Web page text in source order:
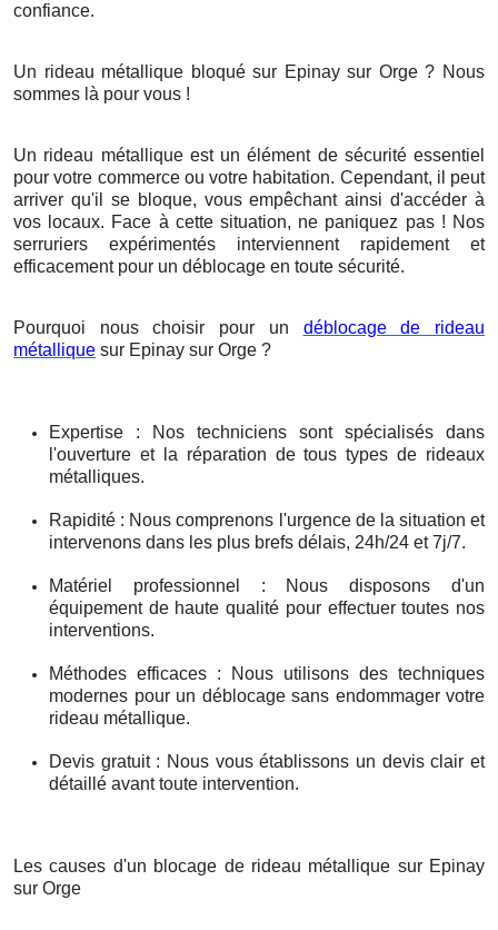
confiance.
Un rideau métallique bloqué sur Epinay sur Orge ? Nous
sommes là pour vous !
Un rideau métallique est un élément de sécurité essentiel
pour votre commerce ou votre habitation. Cependant, il peut
arriver qu'il se bloque, vous empêchant ainsi d'accéder à
vos locaux. Face à cette situation, ne paniquez pas ! Nos
serruriers expérimentés interviennent rapidement et
efficacement pour un déblocage en toute sécurité.
Pourquoi nous choisir pour un déblocage de rideau
métallique sur Epinay sur Orge ?
Expertise : Nos techniciens sont spécialisés dans
l'ouverture et la réparation de tous types de rideaux
métalliques.
Rapidité : Nous comprenons l'urgence de la situation et
intervenons dans les plus brefs délais, 24h/24 et 7j/7.
Matériel professionnel : Nous disposons d'un
équipement de haute qualité pour effectuer toutes nos
interventions.
Méthodes efficaces : Nous utilisons des techniques
modernes pour un déblocage sans endommager votre
rideau métallique.
Devis gratuit : Nous vous établissons un devis clair et
détaillé avant toute intervention.
Les causes d'un blocage de rideau métallique sur Epinay
sur Orge